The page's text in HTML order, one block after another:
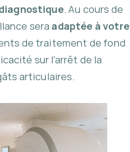
. Au cours de
sera adaptée à votre
de traitement de fond
sur l’arrêt de la
articulaires.